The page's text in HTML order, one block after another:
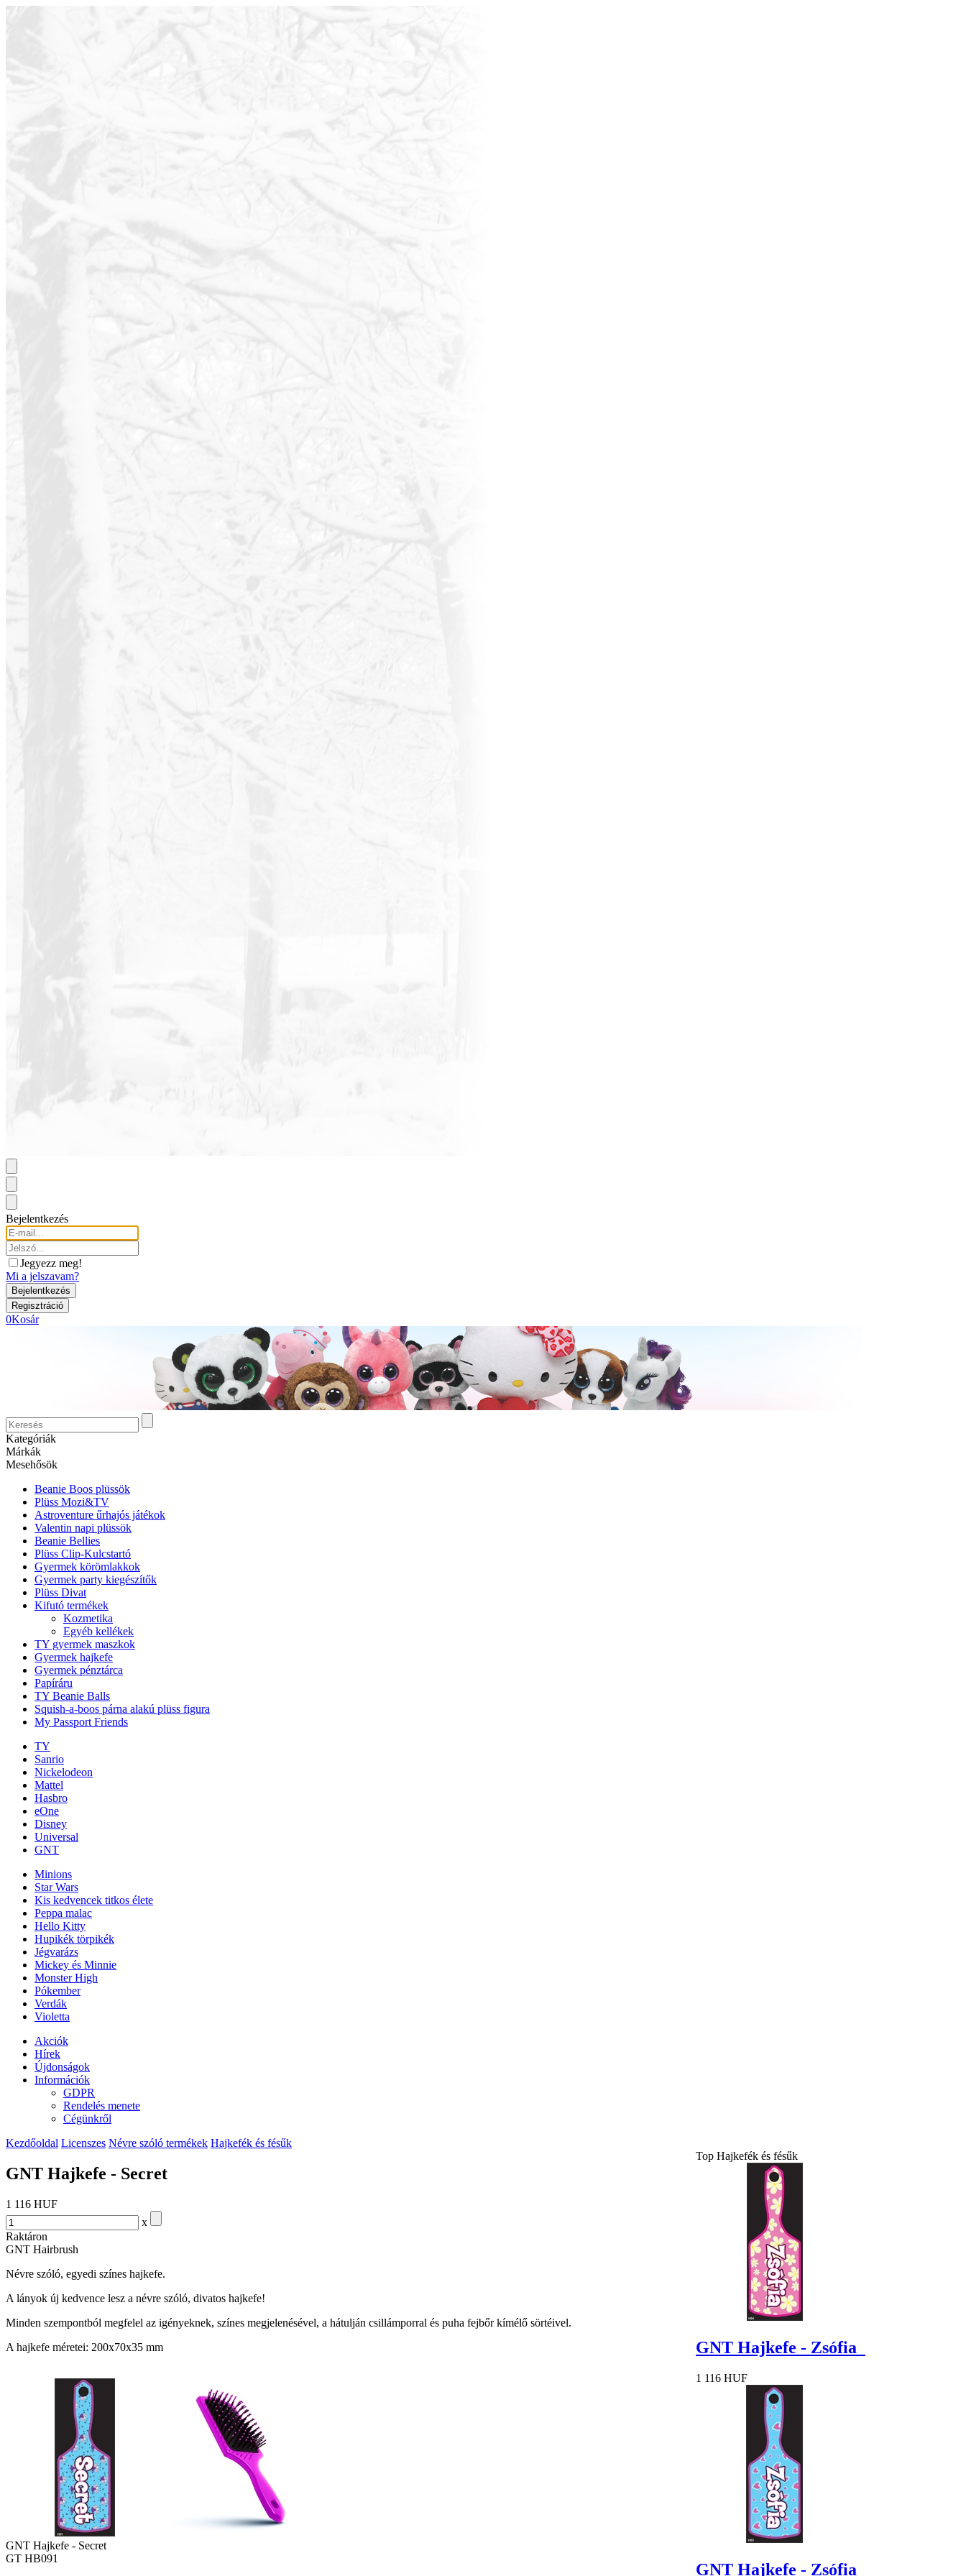
Bejelentkezés
Jegyezz meg!
Mi a jelszavam?
0Kosár
Kategóriák
Márkák
Mesehősök
Beanie Boos plüssök
Plüss Mozi&TV
Astroventure űrhajós játékok
Valentin napi plüssök
Beanie Bellies
Plüss Clip-Kulcstartó
Gyermek körömlakkok
Gyermek party kiegészítők
Plüss Divat
Kifutó termékek
Kozmetika
Egyéb kellékek
TY gyermek maszkok
Gyermek hajkefe
Gyermek pénztárca
Papíráru
TY Beanie Balls
Squish-a-boos párna alakú plüss figura
My Passport Friends
TY
Sanrio
Nickelodeon
Mattel
Hasbro
eOne
Disney
Universal
GNT
Minions
Star Wars
Kis kedvencek titkos élete
Peppa malac
Hello Kitty
Hupikék törpikék
Jégvarázs
Mickey és Minnie
Monster High
Pókember
Verdák
Violetta
Akciók
Hírek
Újdonságok
Információk
GDPR
Rendelés menete
Cégünkről
Kezdőoldal Licenszes Névre szóló termékek Hajkefék és fésűk
GNT Hajkefe - Secret
1 116 HUF
x
Raktáron
GNT Hairbrush
Névre szóló, egyedi színes hajkefe.
A lányok új kedvence lesz a névre szóló, divatos hajkefe!
Minden szempontból megfelel az igényeknek, színes megjelenésével, a hátulján csillámporral és puha fejbőr kímélő sörtéivel.
A hajkefe méretei: 200x70x35 mm
GNT Hajkefe - Secret
GT HB091
Top Hajkefék és fésűk
GNT Hajkefe - Zsófia
1 116 HUF
GNT Hajkefe - Zsófia